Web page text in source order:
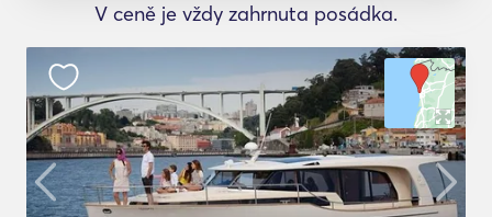
V ceně je vždy zahrnuta posádka.